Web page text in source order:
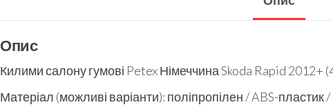
Опис
Килими салону гумові Petex Німеччина Skoda Rapid 2012+
Матеріал (можливі варіанти): поліпропілен / ABS-пластик /